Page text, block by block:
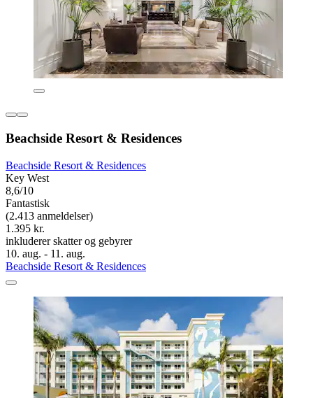
Beachside Resort & Residences
Beachside Resort & Residences
Key West
8,6/10
Fantastisk
(2.413 anmeldelser)
1.395 kr.
inkluderer skatter og gebyrer
10. aug. - 11. aug.
Beachside Resort & Residences